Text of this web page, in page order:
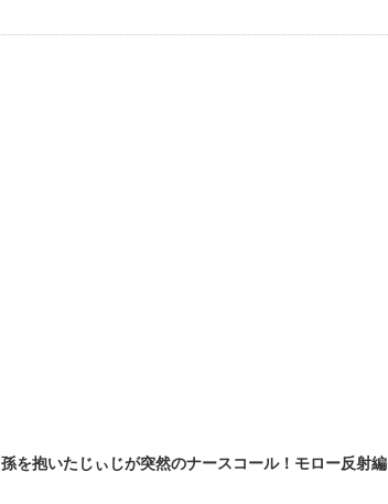
孫を抱いたじぃじが突然のナースコール！モロー反射